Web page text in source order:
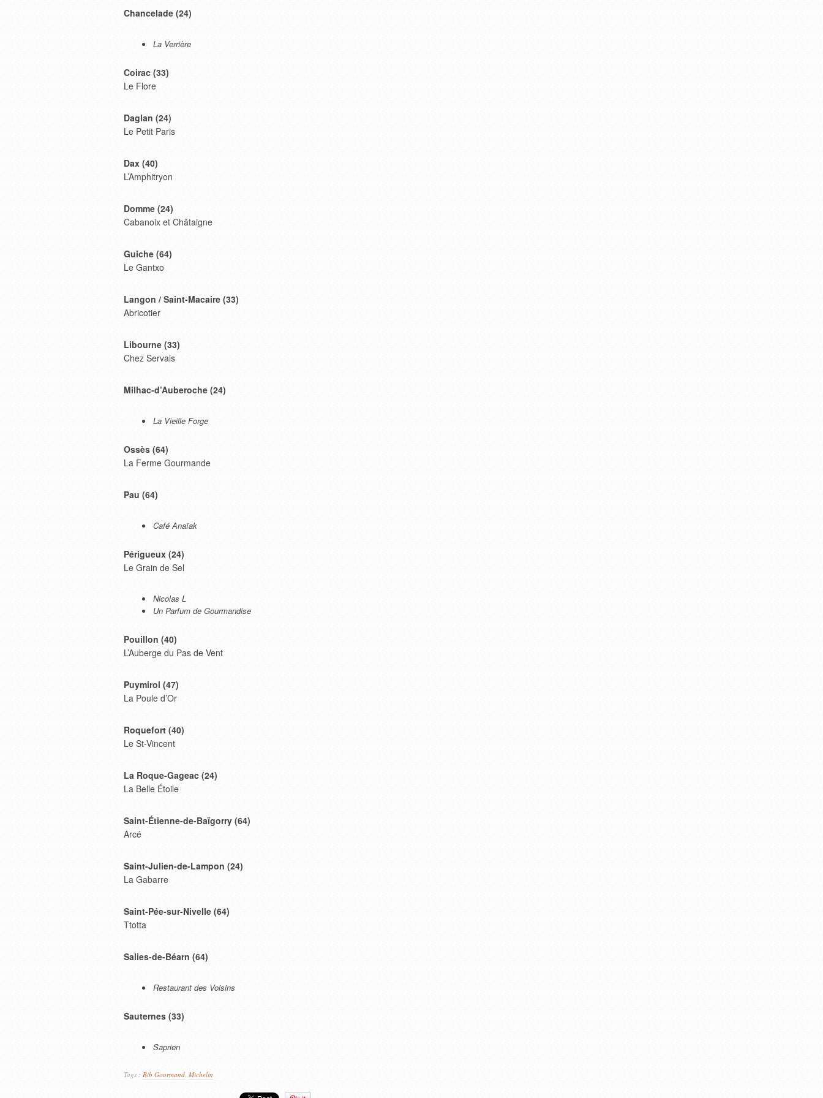
Chancelade (24)
La Verrière
Coirac (33)
Le Flore
Daglan (24)
Le Petit Paris
Dax (40)
L’Amphitryon
Domme (24)
Cabanoix et Châtaigne
Guiche (64)
Le Gantxo
Langon / Saint-Macaire (33)
Abricotier
Libourne (33)
Chez Servais
Milhac-d’Auberoche (24)
La Vieille Forge
Ossès (64)
La Ferme Gourmande
Pau (64)
Café Anaïak
Périgueux (24)
Le Grain de Sel
Nicolas L
Un Parfum de Gourmandise
Pouillon (40)
L’Auberge du Pas de Vent
Puymirol (47)
La Poule d’Or
Roquefort (40)
Le St-Vincent
La Roque-Gageac (24)
La Belle Étoile
Saint-Étienne-de-Baïgorry (64)
Arcé
Saint-Julien-de-Lampon (24)
La Gabarre
Saint-Pée-sur-Nivelle (64)
Ttotta
Salies-de-Béarn (64)
Restaurant des Voisins
Sauternes (33)
Saprien
Tags : Bib Gourmand, Michelin